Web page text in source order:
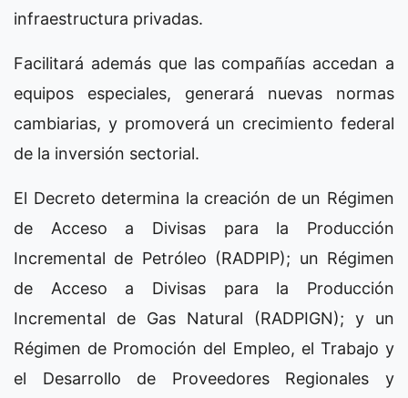
infraestructura privadas.
Facilitará además que las compañías accedan a
equipos especiales, generará nuevas normas
cambiarias, y promoverá un crecimiento federal
de la inversión sectorial.
El Decreto determina la creación de un Régimen
de Acceso a Divisas para la Producción
Incremental de Petróleo (RADPIP); un Régimen
de Acceso a Divisas para la Producción
Incremental de Gas Natural (RADPIGN); y un
Régimen de Promoción del Empleo, el Trabajo y
el Desarrollo de Proveedores Regionales y